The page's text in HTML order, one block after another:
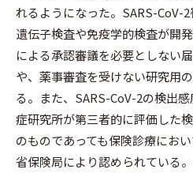
れるようになった。SARS-CoV-2
遺伝子検査や免疫学的検査が開
による承認審議を必要としない
や、薬事審査を受けない研究用
る。また、SARS-CoV-2の検出
症研究所が第三者的に評価した
のものであっても保険診療にお
省保険局により認められている